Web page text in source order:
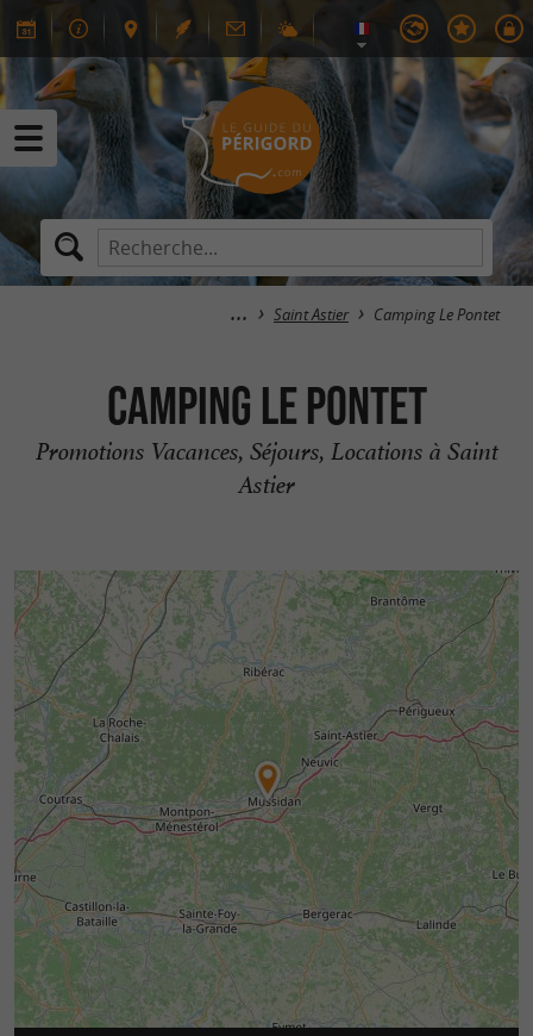
Saint Astier Camping Le Pontet
Camping Le Pontet
Promotions Vacances, Séjours, Locations à Saint
Astier